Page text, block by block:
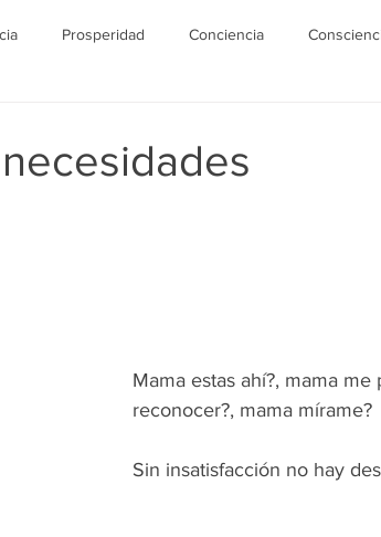
Prosperidad Conciencia
Mama estas ahí?, mama me
reconocer?, mama mírame?
Sin insatisfacción no hay